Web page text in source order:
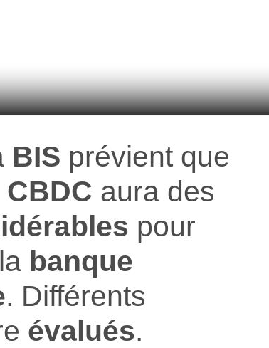
BIS prévient que
CBDC aura des
pour
banque
. Différents
évalués.